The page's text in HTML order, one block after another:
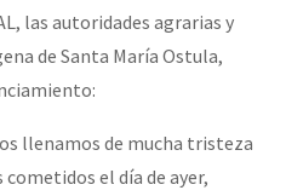
las autoridades agrarias y
de Santa María Ostula,
llenamos de mucha tristeza
el día de ayer,